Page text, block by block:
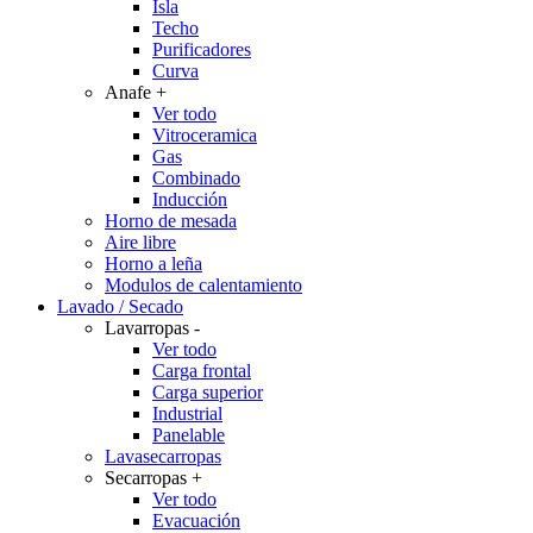
Isla
Techo
Purificadores
Curva
Anafe +
Ver todo
Vitroceramica
Gas
Combinado
Inducción
Horno de mesada
Aire libre
Horno a leña
Modulos de calentamiento
Lavado / Secado
Lavarropas -
Ver todo
Carga frontal
Carga superior
Industrial
Panelable
Lavasecarropas
Secarropas +
Ver todo
Evacuación